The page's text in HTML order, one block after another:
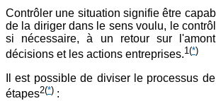
Contrôler une situation signifie être
de la diriger dans le sens voulu, le
si nécessaire, à un retour sur
décisions et les actions entreprises.1(*)
Il est possible de diviser le processus
étapes2(*) :